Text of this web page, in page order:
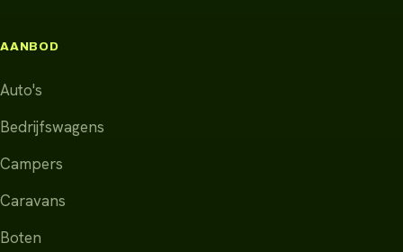
AANBOD
Auto's
Bedrijfswagens
Campers
Caravans
Boten